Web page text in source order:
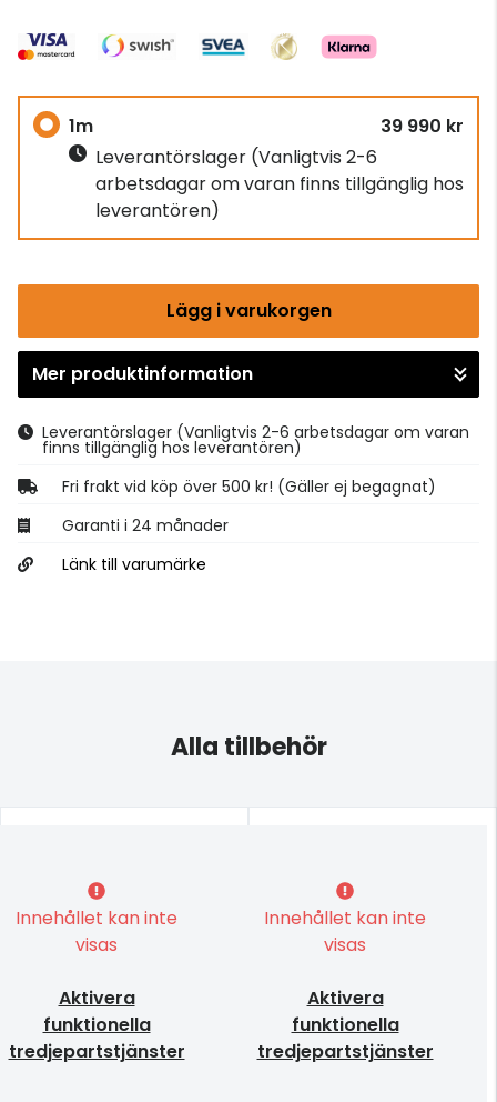
1m
39 990 kr
Leverantörslager (Vanligtvis 2-6
arbetsdagar om varan finns tillgänglig hos
leverantören)
Lägg i varukorgen
Gå till kassan
Mer produktinformation
Leverantörslager (Vanligtvis 2-6 arbetsdagar om varan
finns tillgänglig hos leverantören)
Fri frakt vid köp över 500 kr! (Gäller ej begagnat)
Garanti i 24 månader
Länk till varumärke
Alla tillbehör
Innehållet kan inte
visas
Aktivera
funktionella
tredjepartstjänster
Innehållet kan inte
visas
Aktivera
funktionella
tredjepartstjänster